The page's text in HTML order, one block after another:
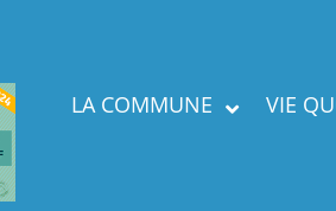
LA COMMUNE VIE